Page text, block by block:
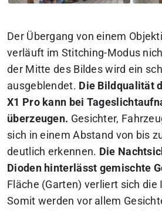
Der Übergang von einem
verläuft im Stitching-Modus
der Mitte des Bildes wird ein
ausgeblendet. Die Bildqualität
X1 Pro kann bei
überzeugen. Gesichter,
sich in einem Abstand von bis
deutlich erkennen. Die
Dioden hinterlässt gemischte
Fläche (Garten) verliert sich die
Somit werden vor allem